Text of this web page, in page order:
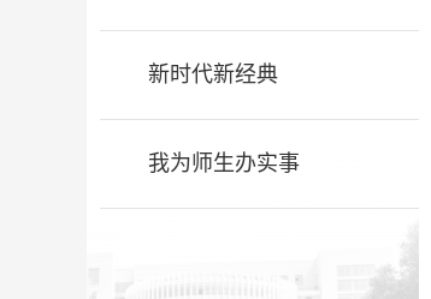
新时代新经典
我为师生办实事